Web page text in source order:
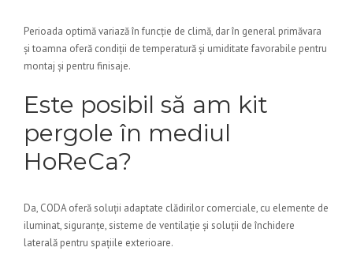
Perioada optimă variază în funcție de climă, dar în general primăvara
și toamna oferă condiții de temperatură și umiditate favorabile pentru
montaj și pentru finisaje.
Este posibil să am kit
pergole în mediul
HoReCa?
Da, CODA oferă soluții adaptate clădirilor comerciale, cu elemente de
iluminat, siguranțe, sisteme de ventilație și soluții de închidere
laterală pentru spațiile exterioare.